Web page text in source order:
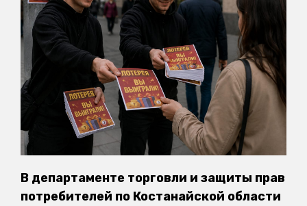
В департаменте торговли и защиты прав
потребителей по Костанайской области